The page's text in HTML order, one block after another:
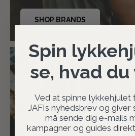
SHOP BRANDS
Spin
se, hvad
Ved at spinne lykkehjulet
JAFIs nyhedsbrev og giver
må sende dig e-mails
kampagner og guides